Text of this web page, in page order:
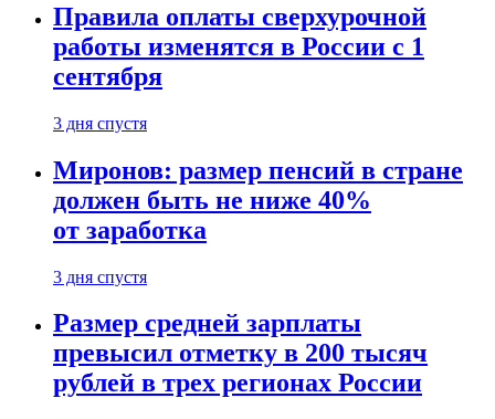
Правила оплаты сверхурочной
работы изменятся в России с 1
сентября
3 дня спустя
Миронов: размер пенсий в стране
должен быть не ниже 40%
от заработка
3 дня спустя
Размер средней зарплаты
превысил отметку в 200 тысяч
рублей в трех регионах России